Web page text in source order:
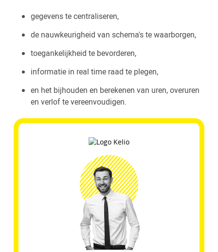
gegevens te centraliseren,
de nauwkeurigheid van schema's te waarborgen,
toegankelijkheid te bevorderen,
informatie in real time raad te plegen,
en het bijhouden en berekenen van uren, overuren
en verlof te vereenvoudigen.